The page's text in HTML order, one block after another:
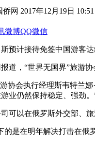
网 2017年12月19日 10:51
微博QQ微信
斯预计接待免签中国游客达
，“世界无国界”旅游协
会执行经理斯韦特兰娜·
业仍然保持稳定、强劲。
以在俄罗斯外交部、旅
在明年解决打击在俄罗